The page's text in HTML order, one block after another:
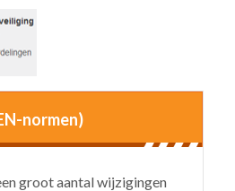
normen)
groot aantal wijzigingen